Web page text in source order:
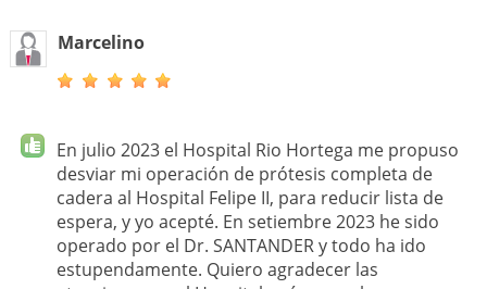
Marcelino
En julio 2023 el Hospital Rio Hortega me propuso
desviar mi operación de prótesis completa de
cadera al Hospital Felipe II, para reducir lista de
espera, y yo acepté. En setiembre 2023 he sido
operado por el Dr. SANTANDER y todo ha ido
estupendamente. Quiero agradecer las